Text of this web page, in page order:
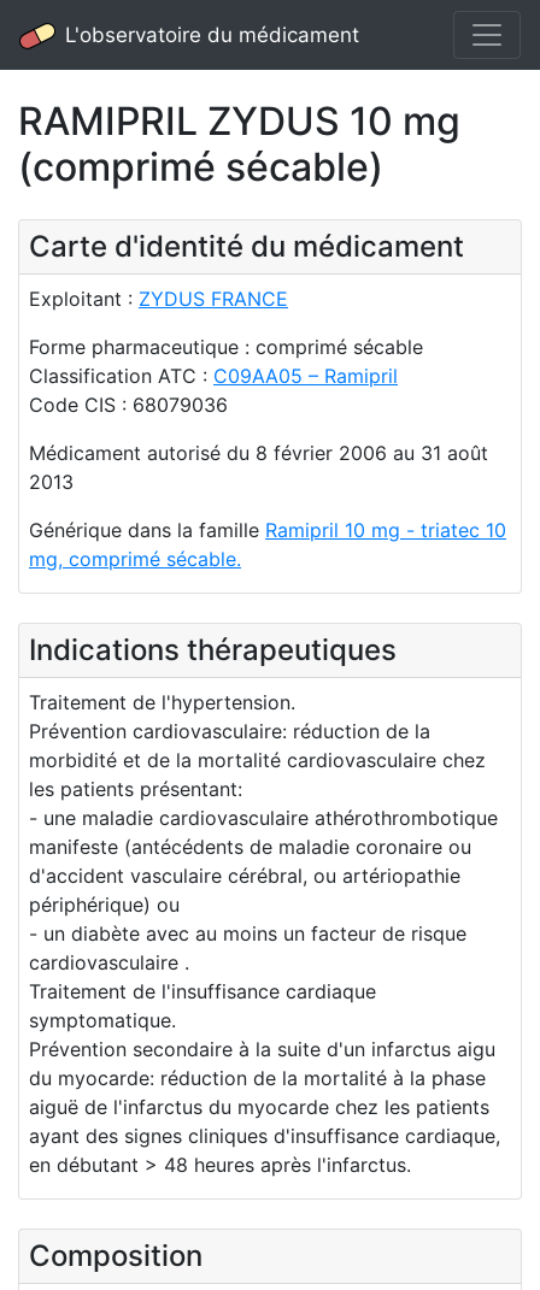
L'observatoire du médicament
RAMIPRIL ZYDUS 10 mg
(comprimé sécable)
Carte d'identité du médicament
Exploitant : ZYDUS FRANCE
Forme pharmaceutique : comprimé sécable
Classification ATC : C09AA05 – Ramipril
Code CIS : 68079036
Médicament autorisé du 8 février 2006 au 31 août
2013
Générique dans la famille Ramipril 10 mg - triatec 10
mg, comprimé sécable.
Indications thérapeutiques
Traitement de l'hypertension.
Prévention cardiovasculaire: réduction de la
morbidité et de la mortalité cardiovasculaire chez
les patients présentant:
- une maladie cardiovasculaire athérothrombotique
manifeste (antécédents de maladie coronaire ou
d'accident vasculaire cérébral, ou artériopathie
périphérique) ou
- un diabète avec au moins un facteur de risque
cardiovasculaire .
Traitement de l'insuffisance cardiaque
symptomatique.
Prévention secondaire à la suite d'un infarctus aigu
du myocarde: réduction de la mortalité à la phase
aiguë de l'infarctus du myocarde chez les patients
ayant des signes cliniques d'insuffisance cardiaque,
en débutant > 48 heures après l'infarctus.
Composition